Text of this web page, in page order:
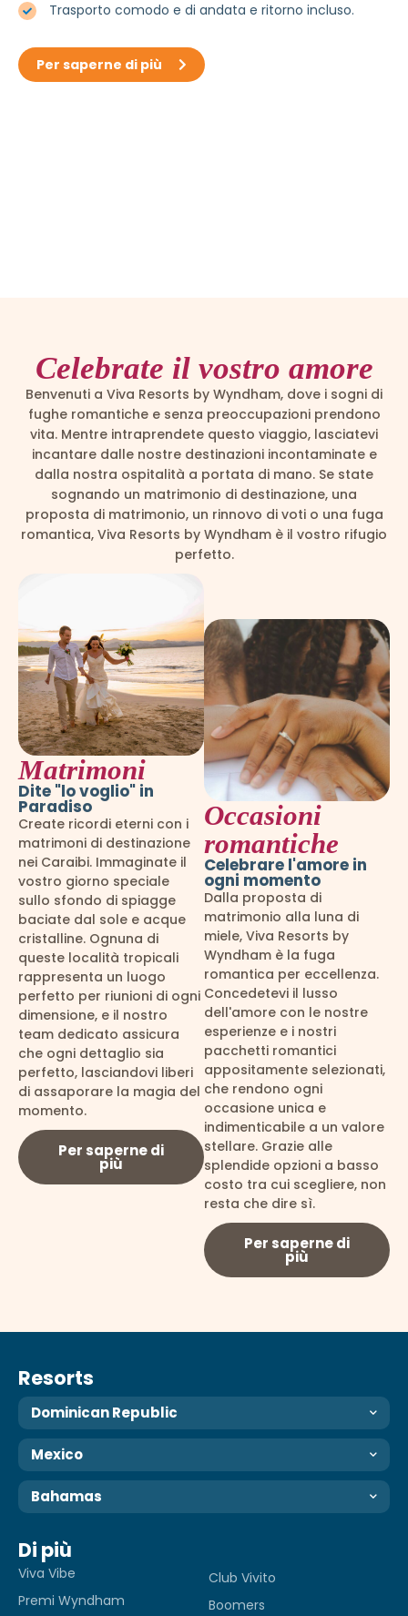
Trasporto comodo e di andata e ritorno incluso.
Per saperne di più
Celebrate il vostro amore
Benvenuti a Viva Resorts by Wyndham, dove i sogni di
fughe romantiche e senza preoccupazioni prendono
vita. Mentre intraprendete questo viaggio, lasciatevi
incantare dalle nostre destinazioni incontaminate e
dalla nostra ospitalità a portata di mano. Se state
sognando un matrimonio di destinazione, una
proposta di matrimonio, un rinnovo di voti o una fuga
romantica, Viva Resorts by Wyndham è il vostro rifugio
perfetto.
Matrimoni
Dite "lo voglio" in
Paradiso
Create ricordi eterni con i
matrimoni di destinazione
nei Caraibi. Immaginate il
vostro giorno speciale
sullo sfondo di spiagge
baciate dal sole e acque
cristalline. Ognuna di
queste località tropicali
rappresenta un luogo
perfetto per riunioni di ogni
dimensione, e il nostro
team dedicato assicura
che ogni dettaglio sia
perfetto, lasciandovi liberi
di assaporare la magia del
momento.
Per saperne di
più
Occasioni
romantiche
Celebrare l'amore in
ogni momento
Dalla proposta di
matrimonio alla luna di
miele, Viva Resorts by
Wyndham è la fuga
romantica per eccellenza.
Concedetevi il lusso
dell'amore con le nostre
esperienze e i nostri
pacchetti romantici
appositamente selezionati,
che rendono ogni
occasione unica e
indimenticabile a un valore
stellare. Grazie alle
splendide opzioni a basso
costo tra cui scegliere, non
resta che dire sì.
Per saperne di
più
Resorts
Dominican Republic
Mexico
Bahamas
Di più
Viva Vibe
Premi Wyndham
Club Vivito
Boomers